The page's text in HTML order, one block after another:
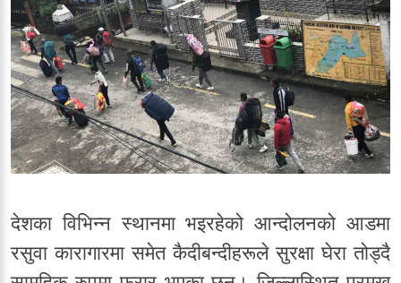
देशका विभिन्न स्थानमा भइरहेको आन्दोलनको आडमा
रसुवा कारागारमा समेत कैदीबन्दीहरूले सुरक्षा घेरा तोड्दै